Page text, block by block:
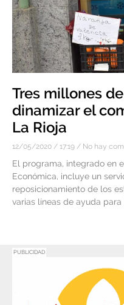
Tres millones
dinamizar el
La Rioja
12/05/2020 17:19 No hay
El programa, integrado en
Económica, incluye un
reposicionamiento de los
varias líneas de ayuda
PUBLICIDAD